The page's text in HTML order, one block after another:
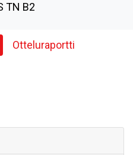
TN B2
Otteluraportti